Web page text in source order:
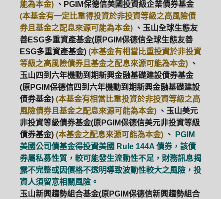
能為本金) 、PGIM保德信美國投資級企業債券基金
(本基金有一定比重得投資於非投資等級之高風險債
券且基金之配息來源可能為本金) 、玉山全球生態友
善ESG多重資產基金(原PGIM保德信全球生態友善
ESG多重資產基金) (本基金有相當比重投資於非投資
等級之高風險債券且基金之配息來源可能為本金) 、
玉山四到六年機動到期新興金融基礎建設債券基金
(原PGIM保德信四到六年機動到期新興金融基礎建設
債券基金) (本基金有相當比重投資於非投資等級之高
風險債券且基金之配息來源可能為本金) 、玉山美元
非投資等級債券基金(原PGIM保德信美元非投資等級
債券基金) (本基金之配息來源可能為本金) 、
PGIM
美國公司債基金得投資美國 Rule 144A 債券，該債
券屬私募性質，較可能發生流動性不足，財務訊息揭
露不完整或因價格不透明導致波動性較大之風險，投
資人須留意相關風險。
玉山新興趨勢組合基金(原PGIM保德信新興趨勢組合